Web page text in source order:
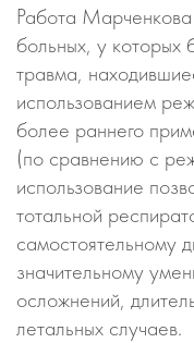
Работа
больных, у которых
травма,
использованием
более раннего
(по сравнению с
использование
тотальной
самостоятельному
значительному
осложнений,
летальных случаев.